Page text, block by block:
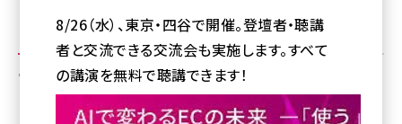
yahoo (1905)
楽天 (1873)
サブコーナー
8/26（水）、東京・四谷で開催。登壇者・聴講
者と交流できる交流会も実施します。すべて
の講演を無料で聴講できます！